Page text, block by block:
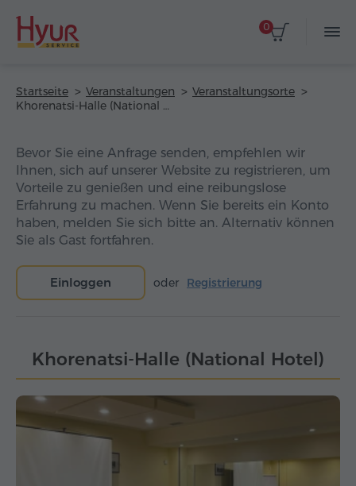
0
Startseite Veranstaltungen
Veranstaltungsorte
Khorenatsi-Halle (National Hotel)
Bevor Sie eine Anfrage senden, empfehlen wir
Ihnen, sich auf unserer Website zu registrieren, um
Vorteile zu genießen und eine reibungslose
Erfahrung zu machen. Wenn Sie bereits ein Konto
haben, melden Sie sich bitte an. Alternativ können
Sie als Gast fortfahren.
Einloggen oder Registrierung
Khorenatsi-Halle (National Hotel)